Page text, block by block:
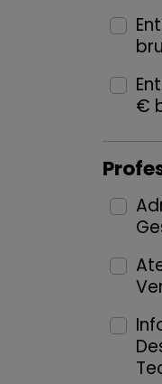
€